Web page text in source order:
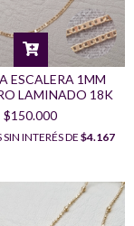
ESCALERA 1MM
LAMINADO 18K
$150.000
INTERÉS DE $4.167